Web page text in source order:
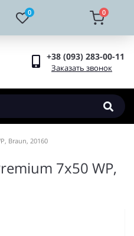
0 0
+38 (093) 283-00-11
Заказать звонок
Braun, 20160
7х50 WP,